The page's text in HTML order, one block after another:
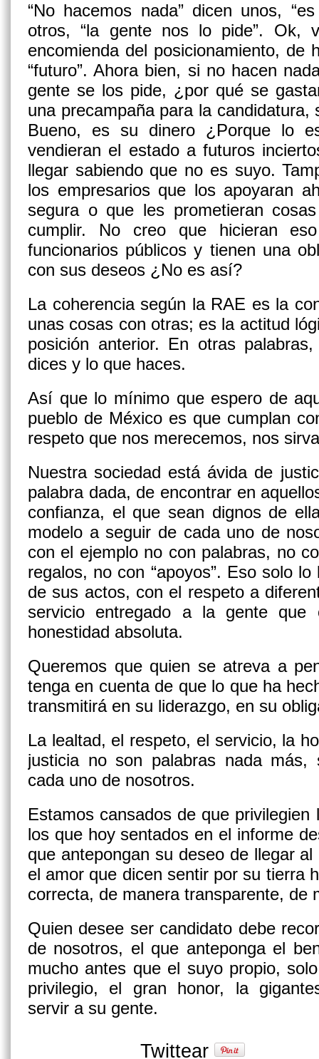
“No hacemos nada” dicen unos,
otros, “la gente nos lo pide”. Ok,
encomienda del posicionamiento, de
“futuro”. Ahora bien, si no hacen
gente se los pide, ¿por qué se
una precampaña para la candidatura,
Bueno, es su dinero ¿Porque lo
vendieran el estado a futuros
llegar sabiendo que no es suyo.
los empresarios que los apoyaran
segura o que les prometieran
cumplir. No creo que hicieran
funcionarios públicos y tienen una
con sus deseos ¿No es así?
La coherencia según la RAE es la
unas cosas con otras; es la actitud
posición anterior. En otras
dices y lo que haces.
Así que lo mínimo que espero de
pueblo de México es que cumplan
respeto que nos merecemos, nos
Nuestra sociedad está ávida de
palabra dada, de encontrar en
confianza, el que sean dignos de
modelo a seguir de cada uno de
con el ejemplo no con palabras, no
regalos, no con “apoyos”. Eso solo
de sus actos, con el respeto a
servicio entregado a la gente
honestidad absoluta.
Queremos que quien se atreva a
tenga en cuenta de que lo que ha
transmitirá en su liderazgo, en su
La lealtad, el respeto, el servicio, la
justicia no son palabras nada más,
cada uno de nosotros.
Estamos cansados de que
los que hoy sentados en el informe
que antepongan su deseo de llegar
el amor que dicen sentir por su tierra
correcta, de manera transparente, de
Quien desee ser candidato debe
de nosotros, el que anteponga el
mucho antes que el suyo propio,
privilegio, el gran honor, la
servir a su gente.
Twittear